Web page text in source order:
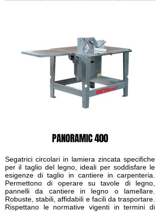
PANORAMIC 400
Segatrici circolari in lamiera zincata specifiche
per il taglio del legno, ideali per soddisfare le
esigenze di taglio in cantiere in carpenteria.
Permettono di operare su tavole di legno,
pannelli da cantiere in legno o lamellare.
Robuste, stabili, affidabili e facili da trasportare.
Rispettano le normative vigenti in termini di